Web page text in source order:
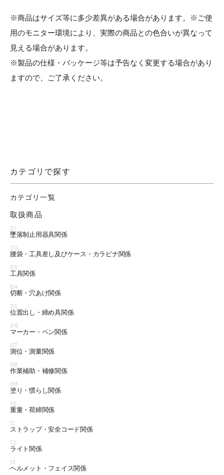
※商品はサイズ等に多少差異がある場合があります。※ご使
用のモニター環境により、実際の商品との色合いが異なって
見える場合があります。
※製品の仕様・パッケージ等は予告なく変更する場合があり
ますので、ご了承ください。
カテゴリで探す
カテゴリ一覧
取扱商品
01
墜落制止用器具関係
02
腰袋・工具差し及びケース・カラビナ関係
03
工具関係
04
切断・穴あけ関係
05
位置出し・締め具関係
06
マーカー・ペン関係
07
測位・測量関係
08
作業補助・補修関係
09
塗り・慣らし関係
10
重量・荷締関係
11
ストラップ・安全コード関係
12
ライト関係
13
ヘルメット・フェイス関係